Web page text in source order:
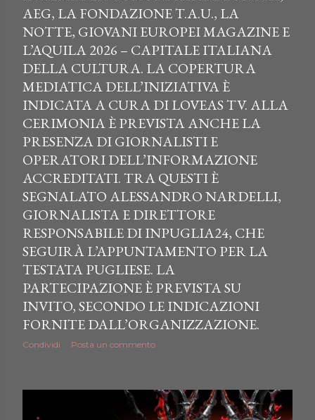
AEG, LA FONDAZIONE T.A.U., LA
NOTTE, GIOVANI EUROPEI MAGAZINE E
L’AQUILA 2026 – CAPITALE ITALIANA
DELLA CULTURA. LA COPERTURA
MEDIATICA DELL’INIZIATIVA È
INDICATA A CURA DI LOVEAS TV. ALLA
CERIMONIA È PREVISTA ANCHE LA
PRESENZA DI GIORNALISTI E
OPERATORI DELL’INFORMAZIONE
ACCREDITATI. TRA QUESTI È
SEGNALATO ALESSANDRO NARDELLI,
GIORNALISTA E DIRETTORE
RESPONSABILE DI INPUGLIA24, CHE
SEGUIRÀ L’APPUNTAMENTO PER LA
TESTATA PUGLIESE. LA
PARTECIPAZIONE È PREVISTA SU
INVITO, SECONDO LE INDICAZIONI
FORNITE DALL’ORGANIZZAZIONE.
Condividi Posta un commento